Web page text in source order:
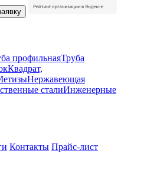
профильнаяТруба
Квадрат,
Нержавеющая
сталиИнженерные
Контакты Прайс-лист